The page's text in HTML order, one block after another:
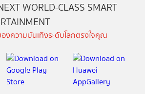
WORLD-CLASS SMART
งความบันเทิงระดับโลกตรงใจคุณ